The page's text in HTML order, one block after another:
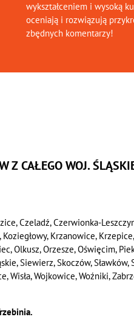
wykształceniem i wysoką
oceniają i rozwiązują
zbędnych komentarzy!
Z CAŁEGO WOJ.
Czeladź, Czerwionka-
Krzanowice,
Olkusz, Orzesze, Oświęcim,
Siewierz, Skoczów,
Wisła, Wojkowice, Woźniki,